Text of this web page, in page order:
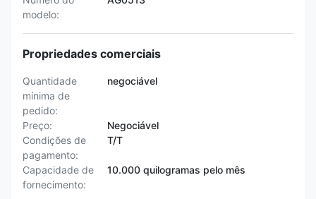
modelo:
Propriedades comerciais
Quantidade
mínima de
pedido:
negociável
Preço:
Negociável
Condições de
pagamento:
T/T
Capacidade de
fornecimento:
10.000 quilogramas pelo mês